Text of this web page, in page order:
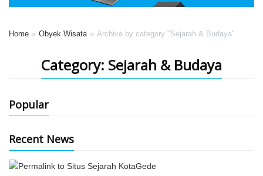
Home Obyek Wisata Archive by category "Sejarah & Budaya"
Category: Sejarah & Budaya
Popular
Recent News